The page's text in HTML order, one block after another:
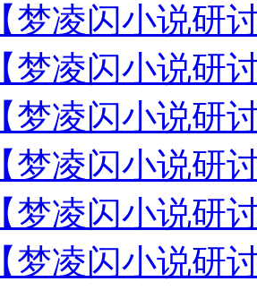
【梦凌闪小说研
【梦凌闪小说研
【梦凌闪小说研
【梦凌闪小说研
【梦凌闪小说研
【梦凌闪小说研